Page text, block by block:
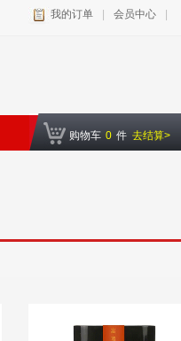
我的订单 会员中心
购物车 0 件 去结算>